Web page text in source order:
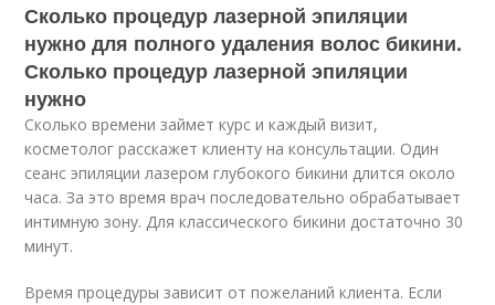
Сколько процедур лазерной эпиляции
нужно для полного удаления волос бикини.
Сколько процедур лазерной эпиляции
нужно
Сколько времени займет курс и каждый визит,
косметолог расскажет клиенту на консультации. Один
сеанс эпиляции лазером глубокого бикини длится около
часа. За это время врач последовательно обрабатывает
интимную зону. Для классического бикини достаточно 30
минут.
Время процедуры зависит от пожеланий клиента. Если